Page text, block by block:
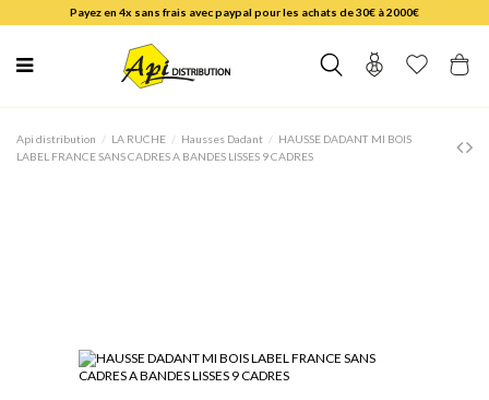
Payez en 4x sans frais avec paypal pour les achats de 30€ à 2000€
Api distribution LA RUCHE Hausses Dadant
HAUSSE DADANT MI BOIS
LABEL FRANCE SANS CADRES A BANDES LISSES 9 CADRES